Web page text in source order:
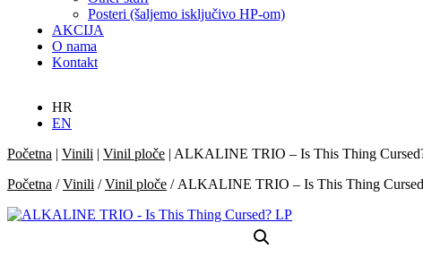
Posteri (šaljemo isključivo HP-om)
AKCIJA
O nama
Kontakt
HR
EN
Početna | Vinili | Vinil ploče | ALKALINE TRIO – Is This Thing
Početna /Vinili /Vinil ploče / ALKALINE TRIO – Is This Thing